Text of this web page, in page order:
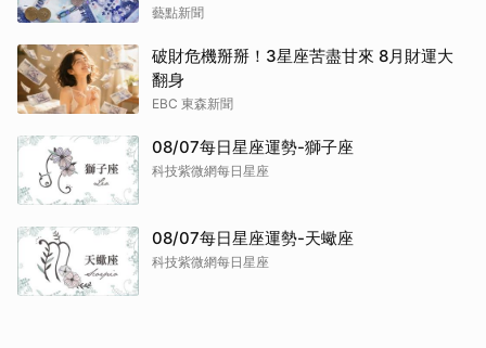
藝點新聞
破財危機掰掰！3星座苦盡甘來 8月財運大
翻身
EBC 東森新聞
08/07每日星座運勢-獅子座
科技紫微網每日星座
08/07每日星座運勢-天蠍座
科技紫微網每日星座